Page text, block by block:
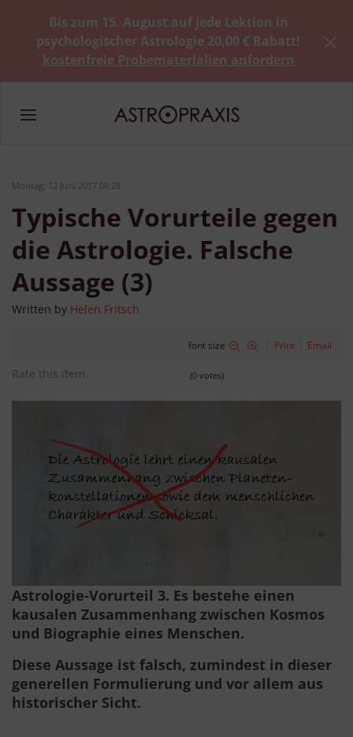
Bis zum 15. August auf jede Lektion in
psychologischer Astrologie 20,00 € Rabatt!
kostenfreie Probematerialien anfordern
Montag, 12 Juni 2017 08:28
Typische Vorurteile gegen
die Astrologie. Falsche
Aussage (3)
Written by Helen Fritsch
font size Print Email
Rate this item (0 votes)
Astrologie-Vorurteil 3. Es bestehe einen
kausalen Zusammenhang zwischen Kosmos
und Biographie eines Menschen.
Diese Aussage ist falsch, zumindest in dieser
generellen Formulierung und vor allem aus
historischer Sicht.